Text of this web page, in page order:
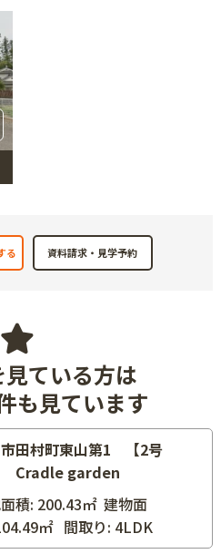
る
ている方は
も見ています
田村町東山第1 【2号
Cradle garden
積: 200.43㎡建物面
㎡ 間取り: 4LDK